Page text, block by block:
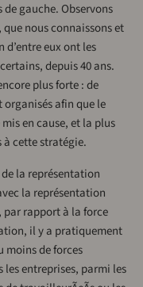
gauche. Observons
nous connaissons et
eux ont les
depuis 40 ans.
plus forte : de
afin que le
en cause, et la plus
cette stratégie.
la représentation
la représentation
par rapport à la force
il y a pratiquement
moins de forces
entreprises, parmi les